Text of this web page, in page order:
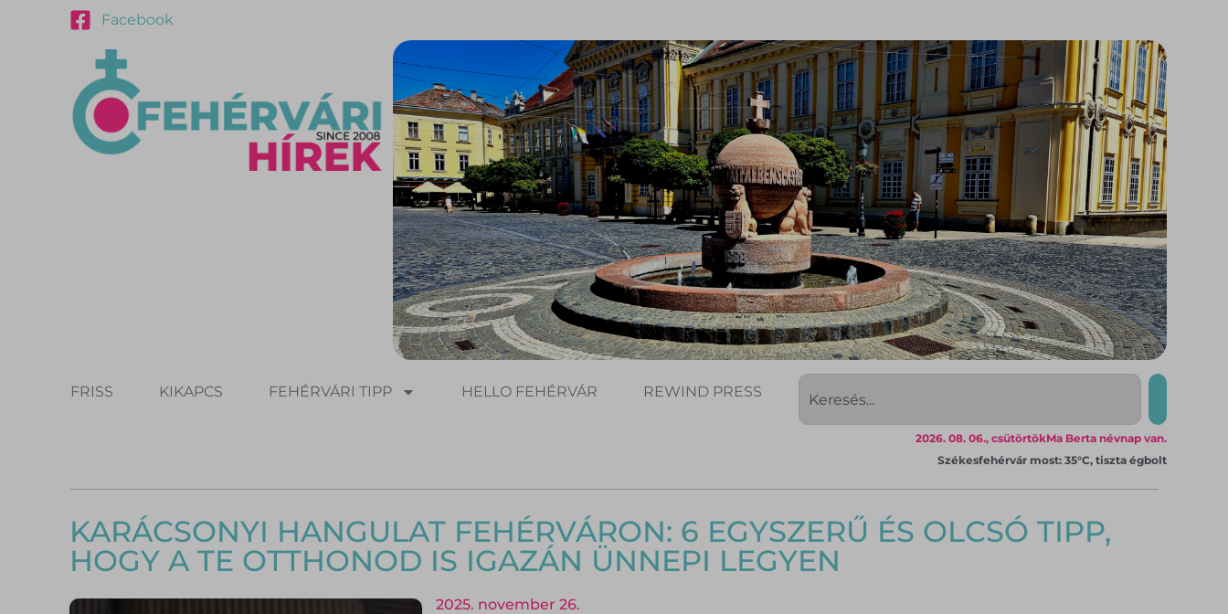
Facebook
FRISS KIKAPCS FEHÉRVÁRI TIPP HELLO FEHÉRVÁR REWIND PRESS
Ma Berta névnap van.
2026. 08. 06., csütörtök
Székesfehérvár most: 35°C, tiszta égbolt
KARÁCSONYI HANGULAT FEHÉRVÁRON: 6 EGYSZERŰ ÉS OLCSÓ TIPP,
HOGY A TE OTTHONOD IS IGAZÁN ÜNNEPI LEGYEN
2025. november 26.